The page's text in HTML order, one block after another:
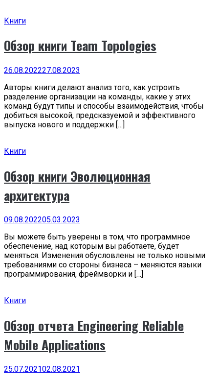
Книги
Обзор книги Team Topologies
26.08.202227.08.2023
Авторы книги делают анализ того, как устроить
разделение организации на команды, какие у этих
команд будут типы и способы взаимодействия, чтобы
добиться высокой, предсказуемой и эффективного
выпуска нового и поддержки […]
Книги
Обзор книги Эволюционная
архитектура
09.08.202205.03.2023
Вы можете быть уверены в том, что программное
обеспечение, над которым вы работаете, будет
меняться. Изменения обусловлены не только новыми
требованиями со стороны бизнеса – меняются языки
программирования, фреймворки и […]
Книги
Обзор отчета Engineering Reliable
Mobile Applications
25.07.202102.08.2021